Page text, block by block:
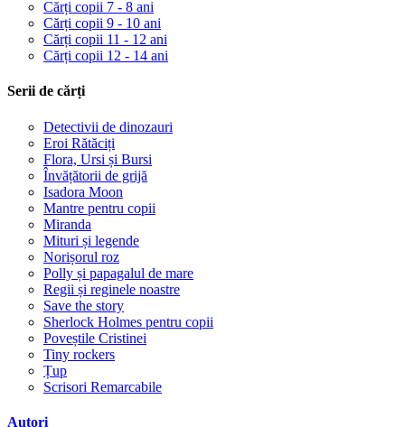
Cărți copii 7 - 8 ani
Cărți copii 9 - 10 ani
Cărți copii 11 - 12 ani
Cărți copii 12 - 14 ani
Serii de cărți
Detectivii de dinozauri
Eroi Rătăciți
Flora, Ursi și Bursi
Învățătorii de grijă
Isadora Moon
Mantre pentru copii
Miranda
Mituri și legende
Norișorul roz
Polly și papagalul de mare
Regii și reginele noastre
Save the story
Sherlock Holmes pentru copii
Poveștile Cristinei
Tiny rockers
Țup
Scrisori Remarcabile
Autori